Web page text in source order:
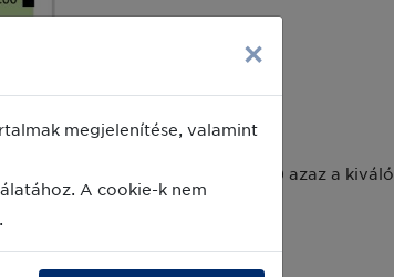
júliusban és augusztusban a 3.00 azaz a kiváló
mozog.
gleif.orgoldalon.
×
megjelenítése, valamint
A cookie-k nem